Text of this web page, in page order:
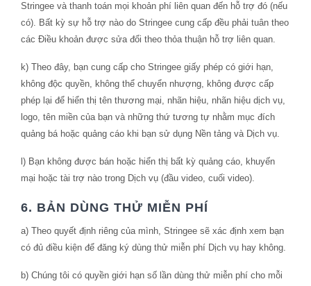
Stringee và thanh toán mọi khoản phí liên quan đến hỗ trợ đó (nếu
có). Bất kỳ sự hỗ trợ nào do Stringee cung cấp đều phải tuân theo
các Điều khoản được sửa đổi theo thỏa thuận hỗ trợ liên quan.
k) Theo đây, bạn cung cấp cho Stringee giấy phép có giới hạn,
không độc quyền, không thể chuyển nhượng, không được cấp
phép lại để hiển thị tên thương mại, nhãn hiệu, nhãn hiệu dịch vụ,
logo, tên miền của bạn và những thứ tương tự nhằm mục đích
quảng bá hoặc quảng cáo khi bạn sử dụng Nền tảng và Dịch vụ.
l) Bạn không được bán hoặc hiển thị bất kỳ quảng cáo, khuyến
mại hoặc tài trợ nào trong Dịch vụ (đầu video, cuối video).
6. BẢN DÙNG THỬ MIỄN PHÍ
a) Theo quyết định riêng của mình, Stringee sẽ xác định xem bạn
có đủ điều kiện để đăng ký dùng thử miễn phí Dịch vụ hay không.
b) Chúng tôi có quyền giới hạn số lần dùng thử miễn phí cho mỗi